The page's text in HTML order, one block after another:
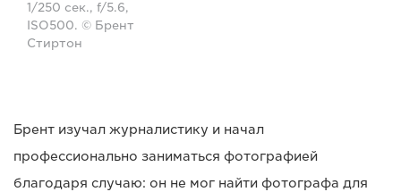
1/250 сек., f/5.6,
ISO500. © Брент
Стиртон
Брент изучал журналистику и начал
профессионально заниматься фотографией
благодаря случаю: он не мог найти фотографа для